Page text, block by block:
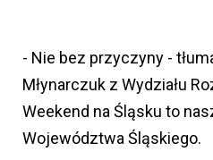
- Nie bez przyczyny -
Młynarczuk z Wydziału
Weekend na Śląsku to
Województwa Śląskiego.